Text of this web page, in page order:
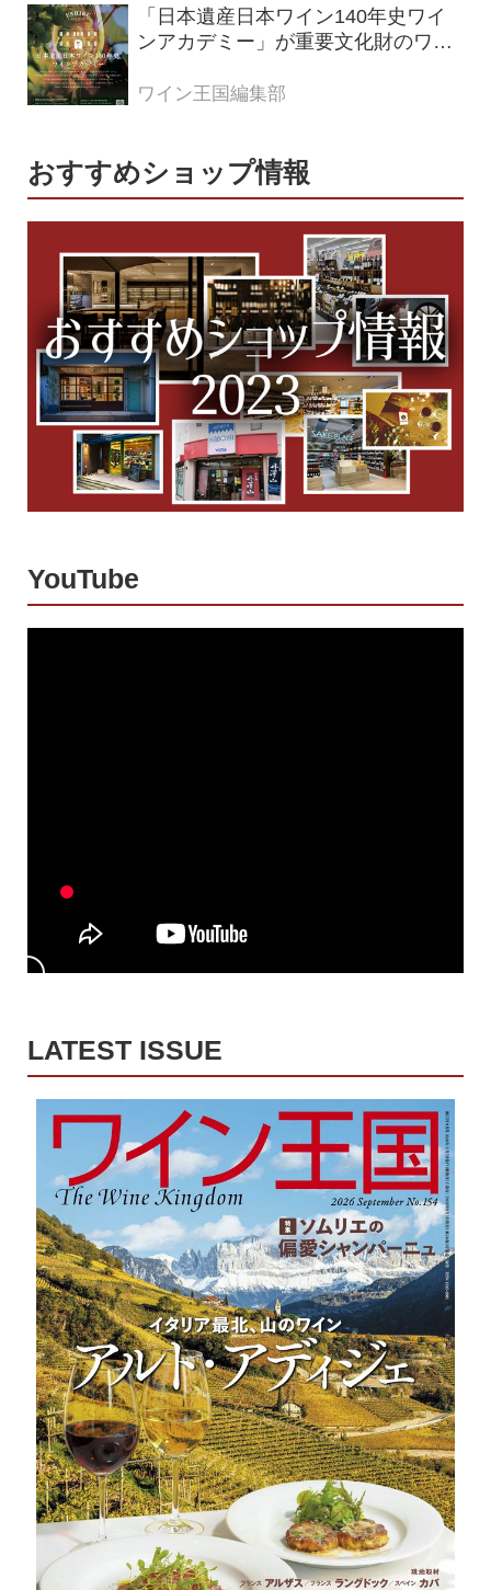
「日本遺産日本ワイン140年史ワイ
ンアカデミー」が重要文化財のワイ
（2026年6月28日応募締め切り）
ワイン王国編集部
おすすめショップ情報
YouTube
LATEST ISSUE